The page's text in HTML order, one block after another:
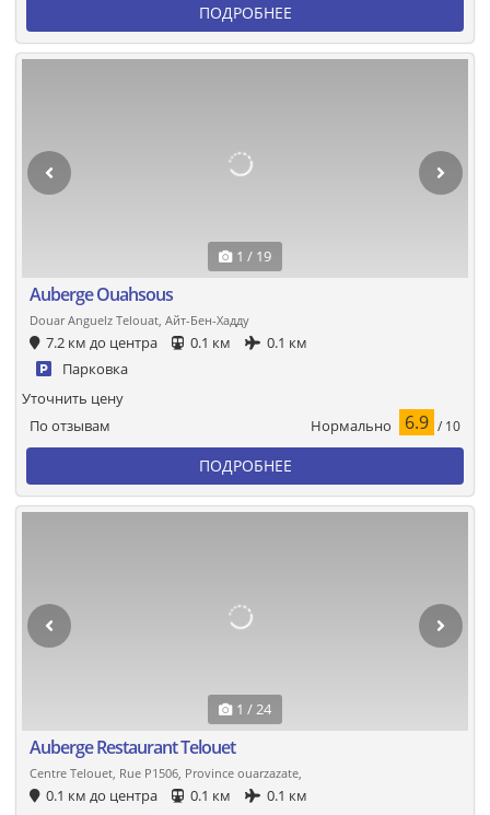
ПОДРОБНЕЕ
1 / 19
Auberge Ouahsous
Douar Anguelz Telouat, Айт-Бен-Хадду
7.2 км до центра 0.1 км
0.1 км
Парковка
По отзывам Нормально 6.9 / 10
Уточнить цену
ПОДРОБНЕЕ
1 / 24
Auberge Restaurant Telouet
Centre Telouet, Rue P1506, Province ouarzazate,
0.1 км до центра 0.1 км
0.1 км